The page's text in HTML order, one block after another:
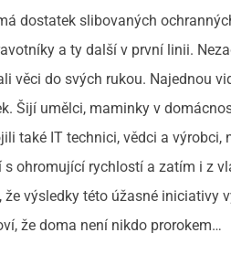
dostatek slibovaných
a ty další v první linii.
věci do svých rukou. Najednou
Šijí umělci, maminky v
také IT technici, vědci a
s ohromující rychlostí a zatím i z
výsledky této úžasné iniciativy
že doma není nikdo prorokem…